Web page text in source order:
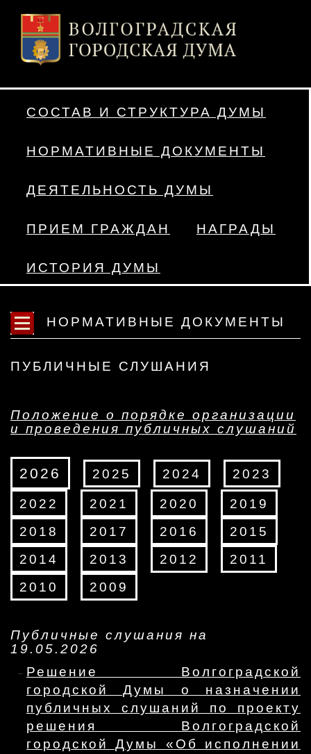
СОСТАВ И СТРУКТУРА ДУМЫ
НОРМАТИВНЫЕ ДОКУМЕНТЫ
ДЕЯТЕЛЬНОСТЬ ДУМЫ
ПРИЕМ ГРАЖДАН НАГРАДЫ
ИСТОРИЯ ДУМЫ
НОРМАТИВНЫЕ ДОКУМЕНТЫ
ПУБЛИЧНЫЕ СЛУШАНИЯ
Положение о порядке организации
и проведения публичных слушаний
2026 2025 2024 2023
2022 2021 2020
2019
2018
2017 2016
2015
2014
2013 2012
2011
2010
2009
Публичные слушания на
19.05.2026
Решение Волгоградской
городской Думы о назначении
публичных слушаний по проекту
решения Волгоградской
городской Думы «Об исполнении